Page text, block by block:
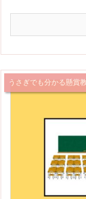
うさぎでも分かる懸賞